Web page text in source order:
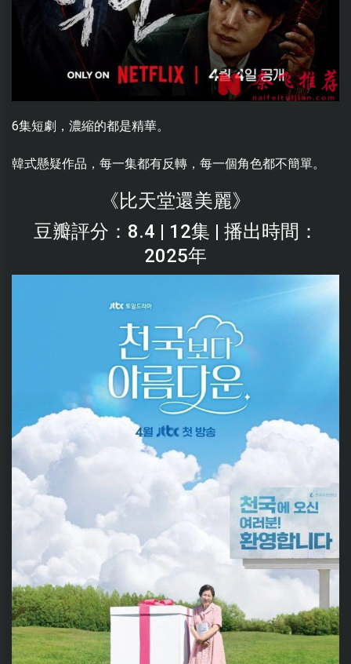
6集短劇，濃縮的都是精華。
韓式懸疑作品，每一集都有反轉，每一個角色都不簡單。
《比天堂還美麗》
豆瓣評分：8.4 | 12集 | 播出時間：
2025年